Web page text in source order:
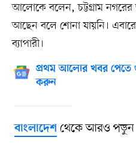
আলোকে বলেন, চট্টগ্রাম নগরের
আছেন বলে শোনা যায়নি।
ব্যাপারী।
প্রথম আলোর খবর পেতে
করুন
বাংলাদেশথেকে আরও পড়ুন